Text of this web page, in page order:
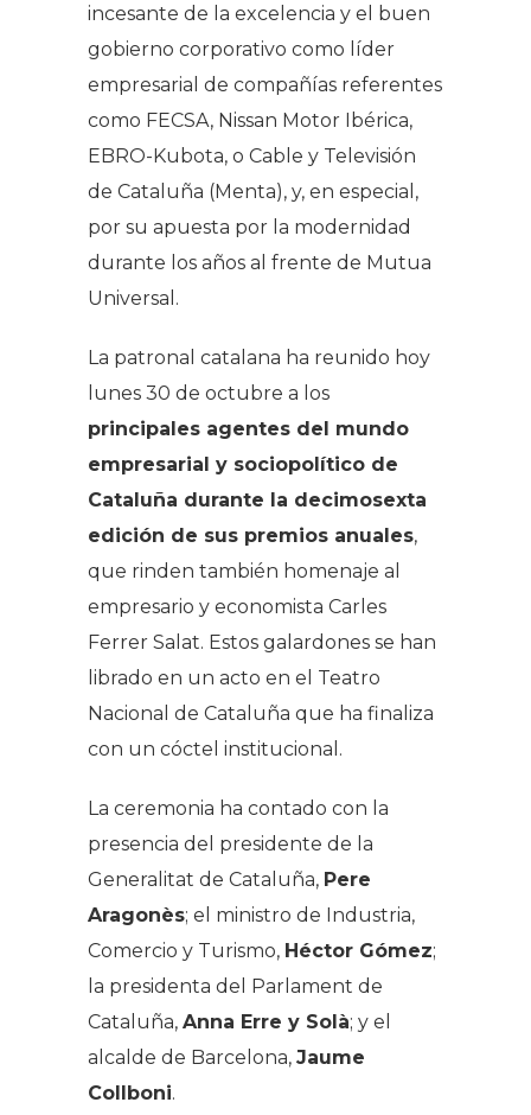
incesante de la excelencia y el buen
gobierno corporativo como líder
empresarial de compañías referentes
como FECSA, Nissan Motor Ibérica,
EBRO-Kubota, o Cable y Televisión
de Cataluña (Menta), y, en especial,
por su apuesta por la modernidad
durante los años al frente de Mutua
Universal.
La patronal catalana ha reunido hoy
lunes 30 de octubre a los
principales agentes del mundo
empresarial y sociopolítico de
Cataluña durante la decimosexta
edición de sus premios anuales,
que rinden también homenaje al
empresario y economista Carles
Ferrer Salat. Estos galardones se han
librado en un acto en el Teatro
Nacional de Cataluña que ha finaliza
con un cóctel institucional.
La ceremonia ha contado con la
presencia del presidente de la
Generalitat de Cataluña, Pere
Aragonès; el ministro de Industria,
Comercio y Turismo, Héctor Gómez;
la presidenta del Parlament de
Cataluña, Anna Erre y Solà; y el
alcalde de Barcelona, Jaume
Collboni.